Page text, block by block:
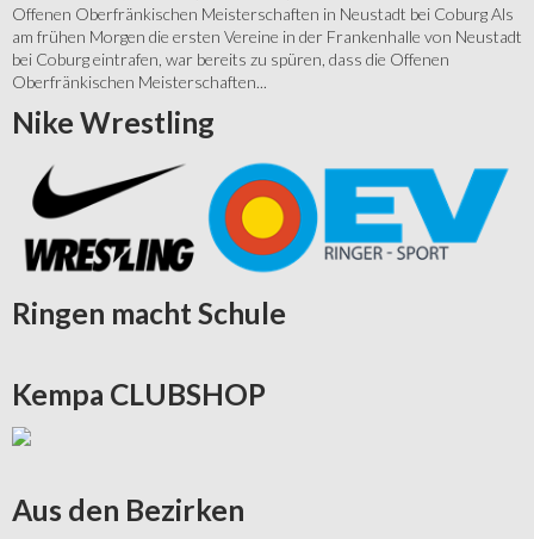
Offenen Oberfränkischen Meisterschaften in Neustadt bei Coburg Als
am frühen Morgen die ersten Vereine in der Frankenhalle von Neustadt
bei Coburg eintrafen, war bereits zu spüren, dass die Offenen
Oberfränkischen Meisterschaften...
Nike Wrestling
Ringen macht Schule
Kempa CLUBSHOP
Aus den Bezirken